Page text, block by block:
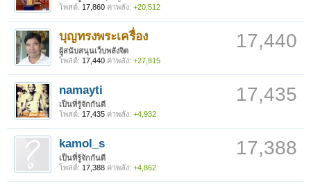
โพสต์: 17,860 ค่าพลัง: +20,512
17,440
บุญทรงพระเครื่อง
ผู้สนับสนุนเว็บพลังจิต
โพสต์: 17,440 ค่าพลัง: +27,815
17,435
namayti
เป็นที่รู้จักกันดี
โพสต์: 17,435 ค่าพลัง: +4,932
17,388
kamol_s
เป็นที่รู้จักกันดี
โพสต์: 17,388 ค่าพลัง: +4,862